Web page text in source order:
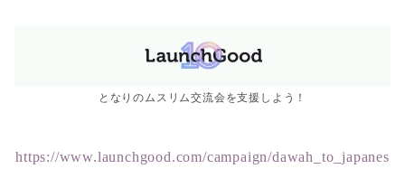
となりのムスリム交流会を支援しよう！
https://www.launchgood.com/campaign/dawah_to_japanes